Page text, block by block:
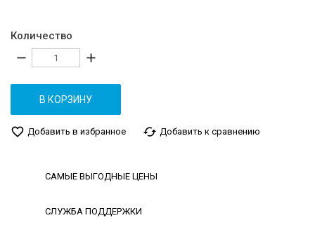
Количество
remove add
В КОРЗИНУ
favorite_border Добавить в избранное cached Добавить к сравнению
САМЫЕ ВЫГОДНЫЕ ЦЕНЫ
СЛУЖБА ПОДДЕРЖКИ